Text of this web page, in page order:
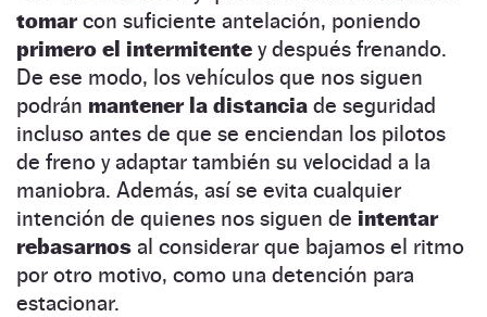
tomarcon suficiente antelación, poniendo
primero el intermitente y después frenando.
De ese modo, los vehículos que nos siguen
podrán mantener la distancia de seguridad
incluso antes de que se enciendan los pilotos
de freno y adaptar también su velocidad a la
maniobra. Además, así se evita cualquier
intención de quienes nos siguen de intentar
rebasarnos al considerar que bajamos el ritmo
por otro motivo, como una detención para
estacionar.